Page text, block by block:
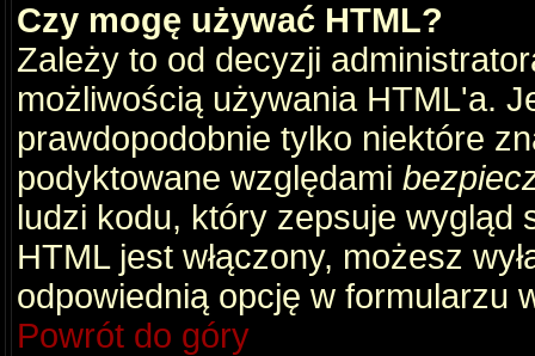
Czy mogę używać HTML?
Zależy to od decyzji
możliwością używania HTML'a.
prawdopodobnie tylko niektóre
podyktowane względami
ludzi kodu, który zepsuje wygląd
HTML jest włączony, możesz
odpowiednią opcję w formularzu
Powrót do góry